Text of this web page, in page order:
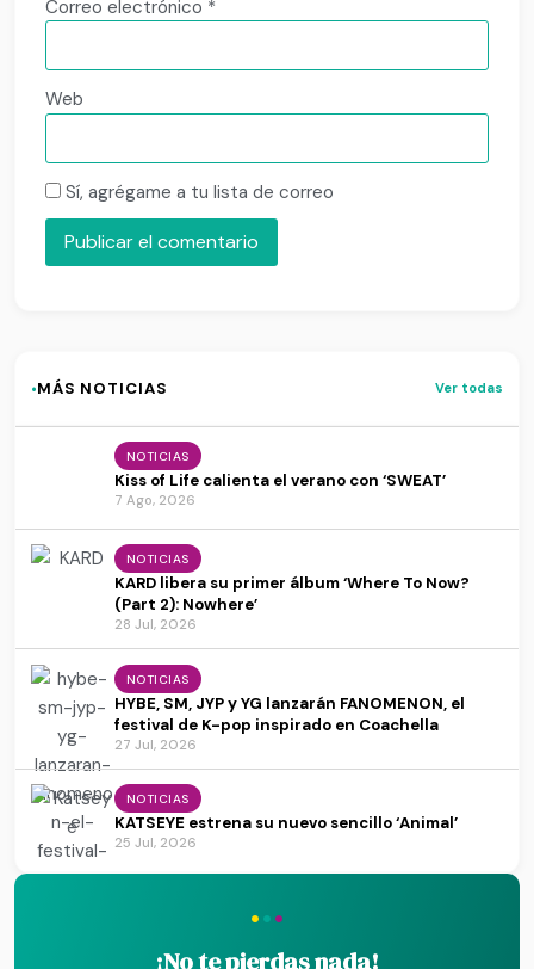
Correo electrónico *
Web
Sí, agrégame a tu lista de correo
·MÁS NOTICIAS Ver todas
NOTICIAS
Kiss of Life calienta el verano con ‘SWEAT’
7 Ago, 2026
NOTICIAS
KARD libera su primer álbum ‘Where To Now?
(Part 2): Nowhere’
28 Jul, 2026
NOTICIAS
HYBE, SM, JYP y YG lanzarán FANOMENON, el
festival de K-pop inspirado en Coachella
27 Jul, 2026
NOTICIAS
KATSEYE estrena su nuevo sencillo ‘Animal’
25 Jul, 2026
···
¡No te pierdas nada!